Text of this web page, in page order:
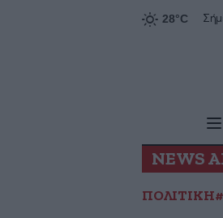
NEWS
ΠΟΛΙΤΙΚΗ